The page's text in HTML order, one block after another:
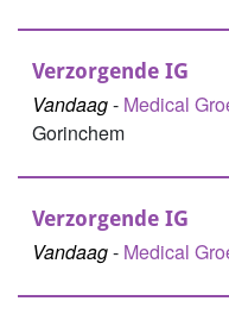
Verzorgende IG
Vandaag- Medical
Gorinchem
Verzorgende IG
Vandaag- Medical